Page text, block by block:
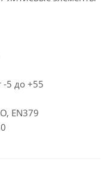
-5 до +55
EN379